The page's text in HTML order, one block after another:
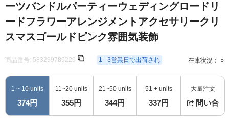
ーツバンドルパーティーウェディングロードリ
ードフラワーアレンジメントアクセサリークリ
スマスゴールドピンク雰囲気装飾
商品番号: 583299789229 1 - 3営業日で出荷され 在庫状況： ○
1 ~ 10 units
374円
11~20 units
355円
21~50 units
344円
51 + units
337円
大量注文
問い合